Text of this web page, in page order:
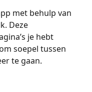
met behulp van
Deze
je hebt
soepel tussen
te gaan.